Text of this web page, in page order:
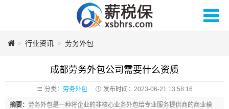
薪税保人力
> 行业资讯 > 劳务外包
成都劳务外包公司需要什么资质
分类： 劳务外包 发布时间：2023-06-21 13:58:16
摘要： 劳务外包是一种将企业的非核心业务外包给专业服务提供商的商业模